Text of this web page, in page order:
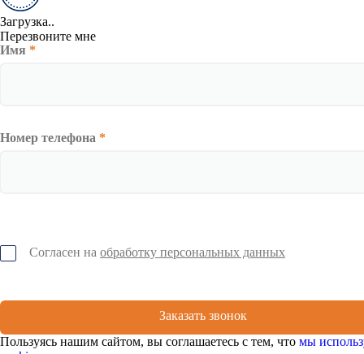
Загрузка..
Перезвоните мне
Имя *
Номер телефона *
Согласен на обработку персональных данных
Заказать звонок
Пользуясь нашим сайтом, вы соглашаетесь с тем, что мы